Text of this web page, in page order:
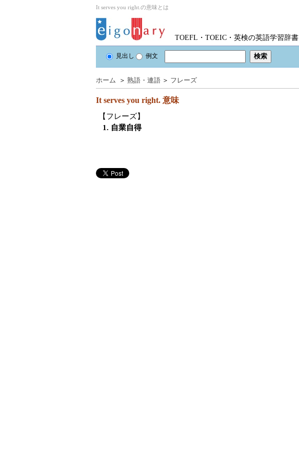
It serves you right.の意味とは
TOEFL・TOEIC・英検の英語学習辞書
見出し 例文
ホーム ＞ 熟語・連語 ＞ フレーズ
It serves you right. 意味
【フレーズ】
1. 自業自得